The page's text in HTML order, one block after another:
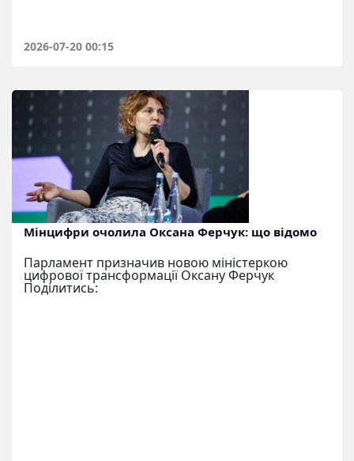
2026-07-20 00:15
Мінцифри очолила Оксана Ферчук: що відомо
Парламент призначив новою міністеркою
цифрової трансформації Оксану Ферчук
Поділитись: